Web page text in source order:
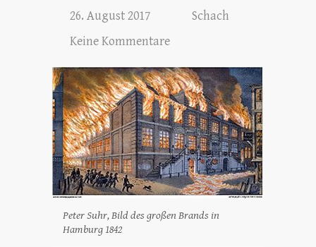
26. August 2017
Schach
Keine Kommentare
Peter Suhr, Bild des großen Brands in
Hamburg 1842